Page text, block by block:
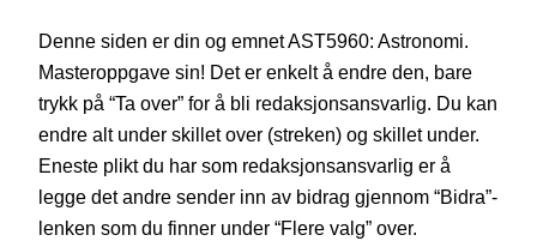
Denne siden er din og emnet AST5960: Astronomi.
Masteroppgave sin! Det er enkelt å endre den, bare
trykk på “Ta over” for å bli redaksjonsansvarlig. Du kan
endre alt under skillet over (streken) og skillet under.
Eneste plikt du har som redaksjonsansvarlig er å
legge det andre sender inn av bidrag gjennom “Bidra”-
lenken som du finner under “Flere valg” over.